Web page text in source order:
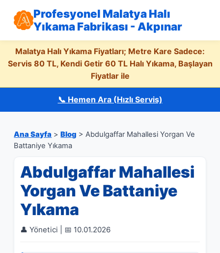
Profesyonel Malatya Halı
Yıkama Fabrikası - Akpınar
Malatya Halı Yıkama Fiyatları; Metre Kare Sadece:
Servis 80 TL, Kendi Getir 60 TL Halı Yıkama, Başlayan
Fiyatlar ile
📞 Hemen Ara (Hızlı Servis)
Ana Sayfa >Blog > Abdulgaffar Mahallesi Yorgan Ve
Battaniye Yıkama
Abdulgaffar Mahallesi
Yorgan Ve Battaniye
Yıkama
👤 Yönetici | 📅 10.01.2026